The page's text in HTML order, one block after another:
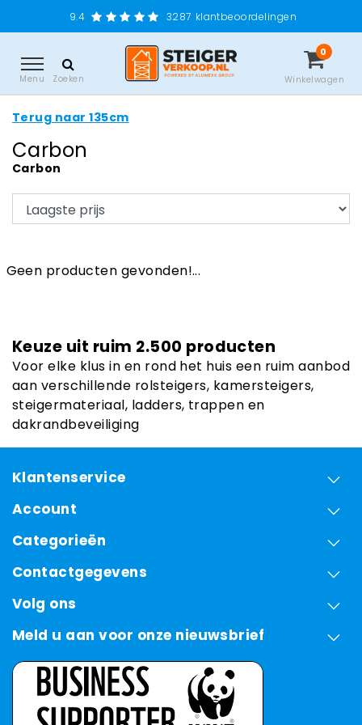
9.4 3287 klantbeoordelingen
Menu Zoeken
0
Winkelwagen
Terug naar 135cm
Carbon
Carbon
Geen producten gevonden!...
Keuze uit ruim 2.500 producten
Voor elke klus in en rond het huis een ruim aanbod
aan verschillende rolsteigers, kamersteigers,
steigermateriaal, ladders, trappen en
dakrandbeveiliging
Klantenservice
Account
Categorieën
Contactgegevens
Volg ons
Meld u aan voor onze nieuwsbrief